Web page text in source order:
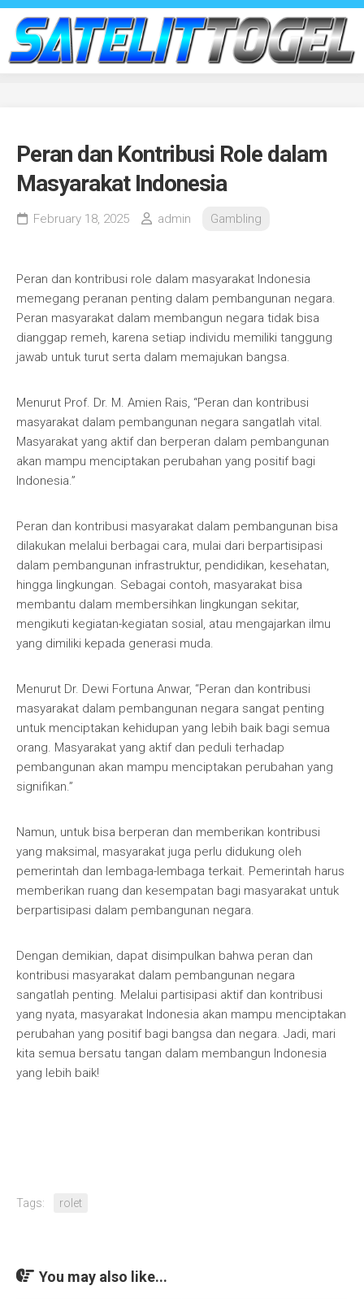
Skip
content
Peran dan Kontribusi Role dalam
Masyarakat Indonesia
February 18, 2025 admin Gambling
Peran dan kontribusi role dalam masyarakat Indonesia
memegang peranan penting dalam pembangunan negara.
Peran masyarakat dalam membangun negara tidak bisa
dianggap remeh, karena setiap individu memiliki tanggung
jawab untuk turut serta dalam memajukan bangsa.
Menurut Prof. Dr. M. Amien Rais, “Peran dan kontribusi
masyarakat dalam pembangunan negara sangatlah vital.
Masyarakat yang aktif dan berperan dalam pembangunan
akan mampu menciptakan perubahan yang positif bagi
Indonesia.”
Peran dan kontribusi masyarakat dalam pembangunan bisa
dilakukan melalui berbagai cara, mulai dari berpartisipasi
dalam pembangunan infrastruktur, pendidikan, kesehatan,
hingga lingkungan. Sebagai contoh, masyarakat bisa
membantu dalam membersihkan lingkungan sekitar,
mengikuti kegiatan-kegiatan sosial, atau mengajarkan ilmu
yang dimiliki kepada generasi muda.
Menurut Dr. Dewi Fortuna Anwar, “Peran dan kontribusi
masyarakat dalam pembangunan negara sangat penting
untuk menciptakan kehidupan yang lebih baik bagi semua
orang. Masyarakat yang aktif dan peduli terhadap
pembangunan akan mampu menciptakan perubahan yang
signifikan.”
Namun, untuk bisa berperan dan memberikan kontribusi
yang maksimal, masyarakat juga perlu didukung oleh
pemerintah dan lembaga-lembaga terkait. Pemerintah harus
memberikan ruang dan kesempatan bagi masyarakat untuk
berpartisipasi dalam pembangunan negara.
Dengan demikian, dapat disimpulkan bahwa peran dan
kontribusi masyarakat dalam pembangunan negara
sangatlah penting. Melalui partisipasi aktif dan kontribusi
yang nyata, masyarakat Indonesia akan mampu menciptakan
perubahan yang positif bagi bangsa dan negara. Jadi, mari
kita semua bersatu tangan dalam membangun Indonesia
yang lebih baik!
Tags: rolet
You may also like...